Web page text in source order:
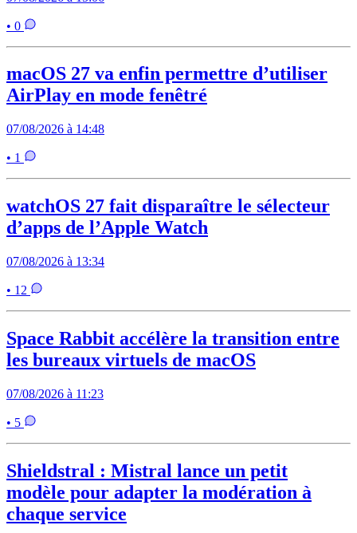
• 0
macOS 27 va enfin permettre d’utiliser
AirPlay en mode fenêtré
07/08/2026 à 14:48
• 1
watchOS 27 fait disparaître le sélecteur
d’apps de l’Apple Watch
07/08/2026 à 13:34
• 12
Space Rabbit accélère la transition entre
les bureaux virtuels de macOS
07/08/2026 à 11:23
• 5
Shieldstral : Mistral lance un petit
modèle pour adapter la modération à
chaque service